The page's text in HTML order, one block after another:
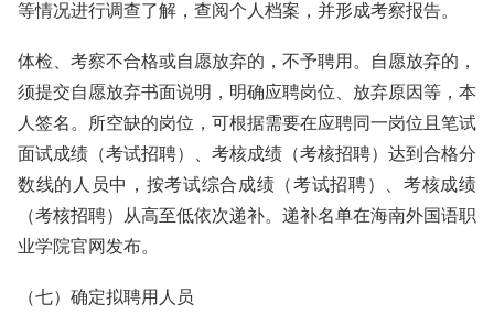
等情况进行调查了解，查阅个人档案，并形成考察报告。
体检、考察不合格或自愿放弃的，不予聘用。自愿放弃的，
须提交自愿放弃书面说明，明确应聘岗位、放弃原因等，本
人签名。所空缺的岗位，可根据需要在应聘同一岗位且笔试
面试成绩（考试招聘）、考核成绩（考核招聘）达到合格分
数线的人员中，按考试综合成绩（考试招聘）、考核成绩
（考核招聘）从高至低依次递补。递补名单在海南外国语职
业学院官网发布。
（七）确定拟聘用人员